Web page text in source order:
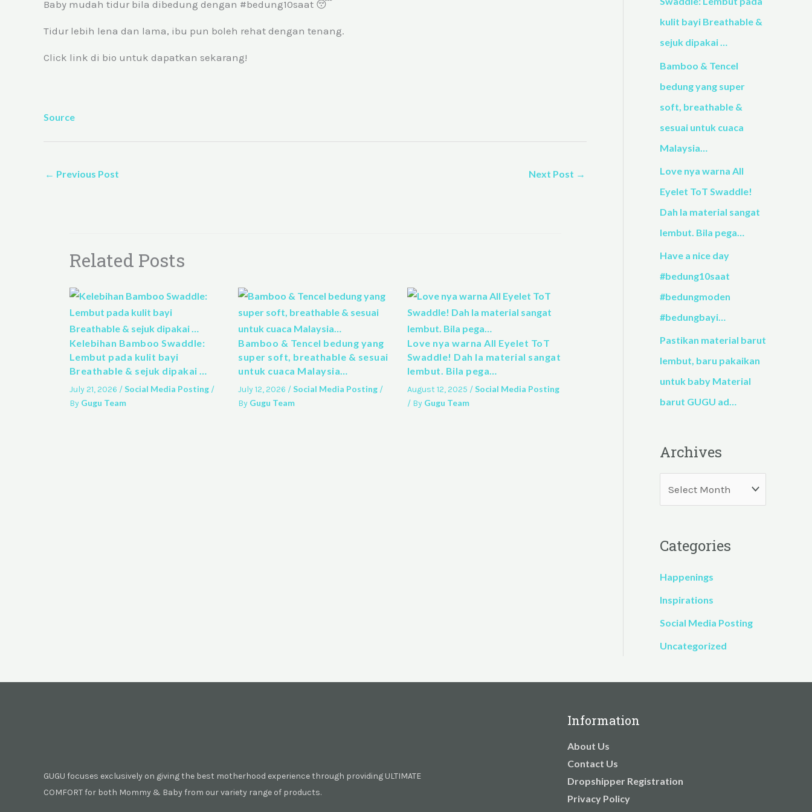
Baby mudah tidur bila dibedung dengan #bedung10saat 😴
Tidur lebih lena dan lama, ibu pun boleh rehat dengan tenang.
Click link di bio untuk dapatkan sekarang!
Source
← Previous Post Next Post →
Related Posts
Kelebihan Bamboo Swaddle:
Lembut pada kulit bayi
Breathable & sejuk dipakai …
July 21, 2026 /Social Media Posting/
By Gugu Team
Bamboo & Tencel bedung yang
super soft, breathable & sesuai
untuk cuaca Malaysia…
July 12, 2026 /Social Media Posting /
By Gugu Team
Love nya warna All Eyelet ToT
Swaddle! Dah la material sangat
lembut. Bila pega…
August 12, 2025 /Social Media Posting
/ By Gugu Team
f
o
r
:
kulit bayi Breathable &
sejuk dipakai …
Bamboo & Tencel
bedung yang super
soft, breathable &
sesuai untuk cuaca
Malaysia…
Love nya warna All
Eyelet ToT Swaddle!
Dah la material sangat
lembut. Bila pega…
Have a nice day
#bedung10saat
#bedungmoden
#bedungbayi…
Pastikan material barut
lembut, baru pakaikan
untuk baby Material
barut GUGU ad…
Archives
Categories
Happenings
Inspirations
Social Media Posting
Uncategorized
GUGU focuses exclusively on giving the best motherhood experience through providing ULTIMATE
COMFORT for both Mommy & Baby from our variety range of products.
Information
About Us
Contact Us
Dropshipper Registration
Privacy Policy